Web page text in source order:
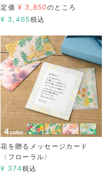
定価 ¥ 3,850のところ
¥ 3,465税込
花を贈るメッセージカード
〈フローラル〉
¥ 374税込